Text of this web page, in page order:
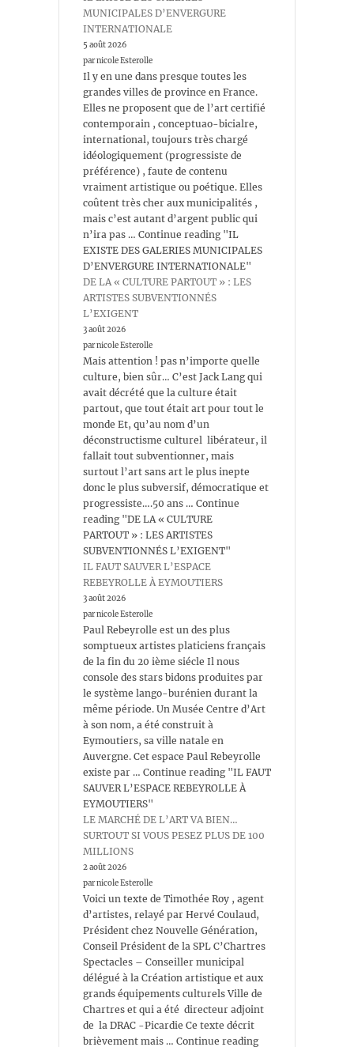
MUNICIPALES D’ENVERGURE
INTERNATIONALE
5 août 2026
par nicole Esterolle
Il y en une dans presque toutes les
grandes villes de province en France.
Elles ne proposent que de l’art certifié
contemporain , conceptuao-bicialre,
international, toujours très chargé
idéologiquement (progressiste de
préférence) , faute de contenu
vraiment artistique ou poétique. Elles
coûtent très cher aux municipalités ,
mais c’est autant d’argent public qui
n’ira pas … Continue reading "IL
EXISTE DES GALERIES MUNICIPALES
D’ENVERGURE INTERNATIONALE"
DE LA « CULTURE PARTOUT » : LES
ARTISTES SUBVENTIONNÉS
L’EXIGENT
3 août 2026
par nicole Esterolle
Mais attention ! pas n’importe quelle
culture, bien sûr… C’est Jack Lang qui
avait décrété que la culture était
partout, que tout était art pour tout le
monde Et, qu’au nom d’un
déconstructisme culturel libérateur, il
fallait tout subventionner, mais
surtout l’art sans art le plus inepte
donc le plus subversif, démocratique et
progressiste….50 ans … Continue
reading "DE LA « CULTURE
PARTOUT » : LES ARTISTES
SUBVENTIONNÉS L’EXIGENT"
IL FAUT SAUVER L’ESPACE
REBEYROLLE À EYMOUTIERS
3 août 2026
par nicole Esterolle
Paul Rebeyrolle est un des plus
somptueux artistes platiciens français
de la fin du 20 ième siécle Il nous
console des stars bidons produites par
le système lango-burénien durant la
même période. Un Musée Centre d’Art
à son nom, a été construit à
Eymoutiers, sa ville natale en
Auvergne. Cet espace Paul Rebeyrolle
existe par … Continue reading "IL FAUT
SAUVER L’ESPACE REBEYROLLE À
EYMOUTIERS"
LE MARCHÉ DE L’ART VA BIEN…
SURTOUT SI VOUS PESEZ PLUS DE 100
MILLIONS
2 août 2026
par nicole Esterolle
Voici un texte de Timothée Roy , agent
d’artistes, relayé par Hervé Coulaud,
Président chez Nouvelle Génération,
Conseil Président de la SPL C’Chartres
Spectacles – Conseiller municipal
délégué à la Création artistique et aux
grands équipements culturels Ville de
Chartres et qui a été directeur adjoint
de la DRAC -Picardie Ce texte décrit
brièvement mais … Continue reading